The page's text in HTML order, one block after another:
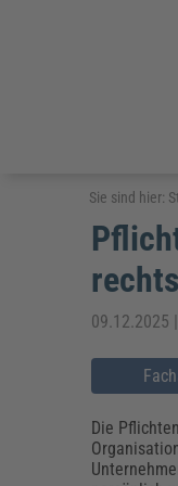
Assistenz
Baurecht
Bildung
Energie
Bildung
Energie
Sie sind hier:
09.12.2025
Die